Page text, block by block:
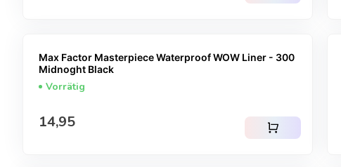
Max Factor Masterpiece Waterproof WOW Liner - 300
Midnoght Black
Vorrätig
Regulärer Preis
14,95 shopping_cart